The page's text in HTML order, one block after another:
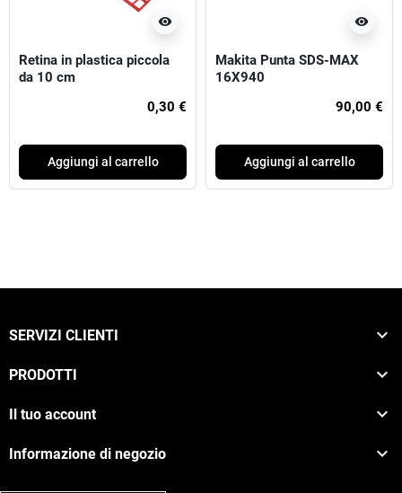
visibility
Retina in plastica piccola
da 10 cm
0,30 €
Aggiungi al carrello
visibility
Makita Punta SDS-MAX
16X940
90,00 €
Aggiungi al carrello
SERVIZI CLIENTI 
PRODOTTI 
Il tuo account 
Informazione di negozio 